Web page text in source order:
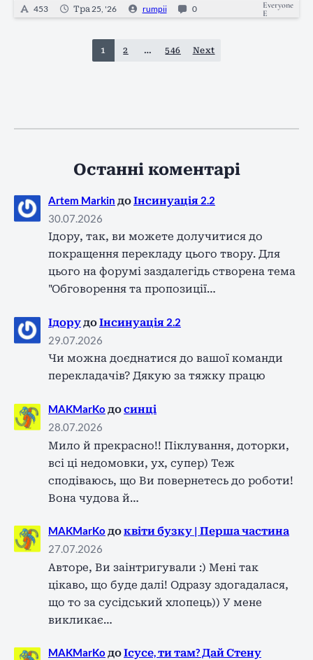
453 Тра 25, '26 rumpii 0
Everyone
E
1 2 … 546 Next
Останні коментарі
Artem Markin доІнсинуація 2.2
30.07.2026
Ідору, так, ви можете долучитися до
покращення перекладу цього твору. Для
цього на форумі заздалегідь створена тема
"Обговорення та пропозиції…
Ідору доІнсинуація 2.2
29.07.2026
Чи можна доєднатися до вашої команди
перекладачів? Дякую за тяжку працю
MAKMarKo досинці
28.07.2026
Мило й прекрасно!! Піклування, доторки,
всі ці недомовки, ух, супер) Теж
сподіваюсь, що Ви повернетесь до роботи!
Вона чудова й…
MAKMarKo доквіти бузку | Перша частина
27.07.2026
Авторе, Ви заінтригували :) Мені так
цікаво, що буде далі! Одразу здогадалася,
що то за сусідський хлопець)) У мене
викликає…
MAKMarKo доІсусе, ти там? Дай Стену